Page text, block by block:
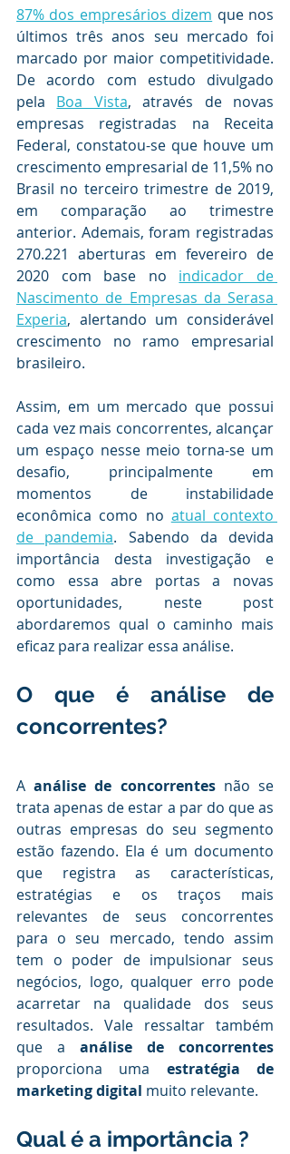
87% dos empresários dizem que nos
últimos três anos seu mercado foi
marcado por maior competitividade.
De acordo com estudo divulgado
pela
Boa Vista, através de novas
empresas registradas na Receita
Federal, constatou-se que houve um
crescimento empresarial de 11,5% no
Brasil no terceiro trimestre de 2019,
em comparação ao trimestre
anterior. Ademais, foram registradas
270.221 aberturas em fevereiro de
2020 com base no
indicador de
Nascimento de Empresas da Serasa
Experia, alertando um considerável
crescimento no ramo empresarial
brasileiro.
Assim, em um mercado que possui
cada vez mais concorrentes, alcançar
um espaço nesse meio torna-se um
desafio, principalmente em
momentos de instabilidade
econômica como no atual contexto
de pandemia. Sabendo da devida
importância desta investigação e
como essa abre portas a novas
oportunidades, neste post
abordaremos qual o caminho mais
eficaz para realizar essa análise.
O que é análise de
concorrentes?
A análise de concorrentes não se
trata apenas de estar a par do que as
outras empresas do seu segmento
estão fazendo. Ela é um documento
que registra as características,
estratégias e os traços mais
relevantes de seus concorrentes
para o seu mercado, tendo assim
tem o poder de impulsionar seus
negócios, logo, qualquer erro pode
acarretar na qualidade dos seus
resultados. Vale ressaltar também
que a análise de concorrentes
proporciona uma estratégia de
marketing digital muito relevante.
Qual é a importância ?